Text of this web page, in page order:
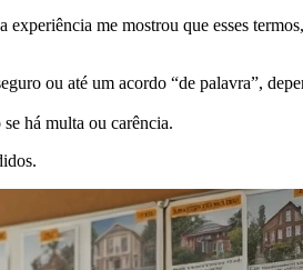
me mostrou que esses
ou até um acordo “de palavra”,
há multa ou carência.